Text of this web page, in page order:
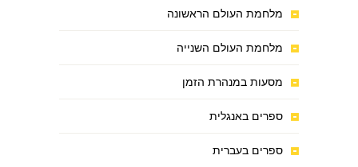
מלחמת העולם הראשונה
מלחמת העולם השנייה
מסעות במנהרת הזמן
ספרים באנגלית
ספרים בעברית